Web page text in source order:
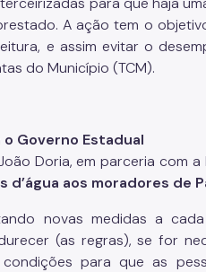
A ação tem o
e assim evitar o
do Município (TCM).
Governo Estadual
Doria, em parceria com
d’água aos moradores de
novas medidas a
(as regras), se for
para que as